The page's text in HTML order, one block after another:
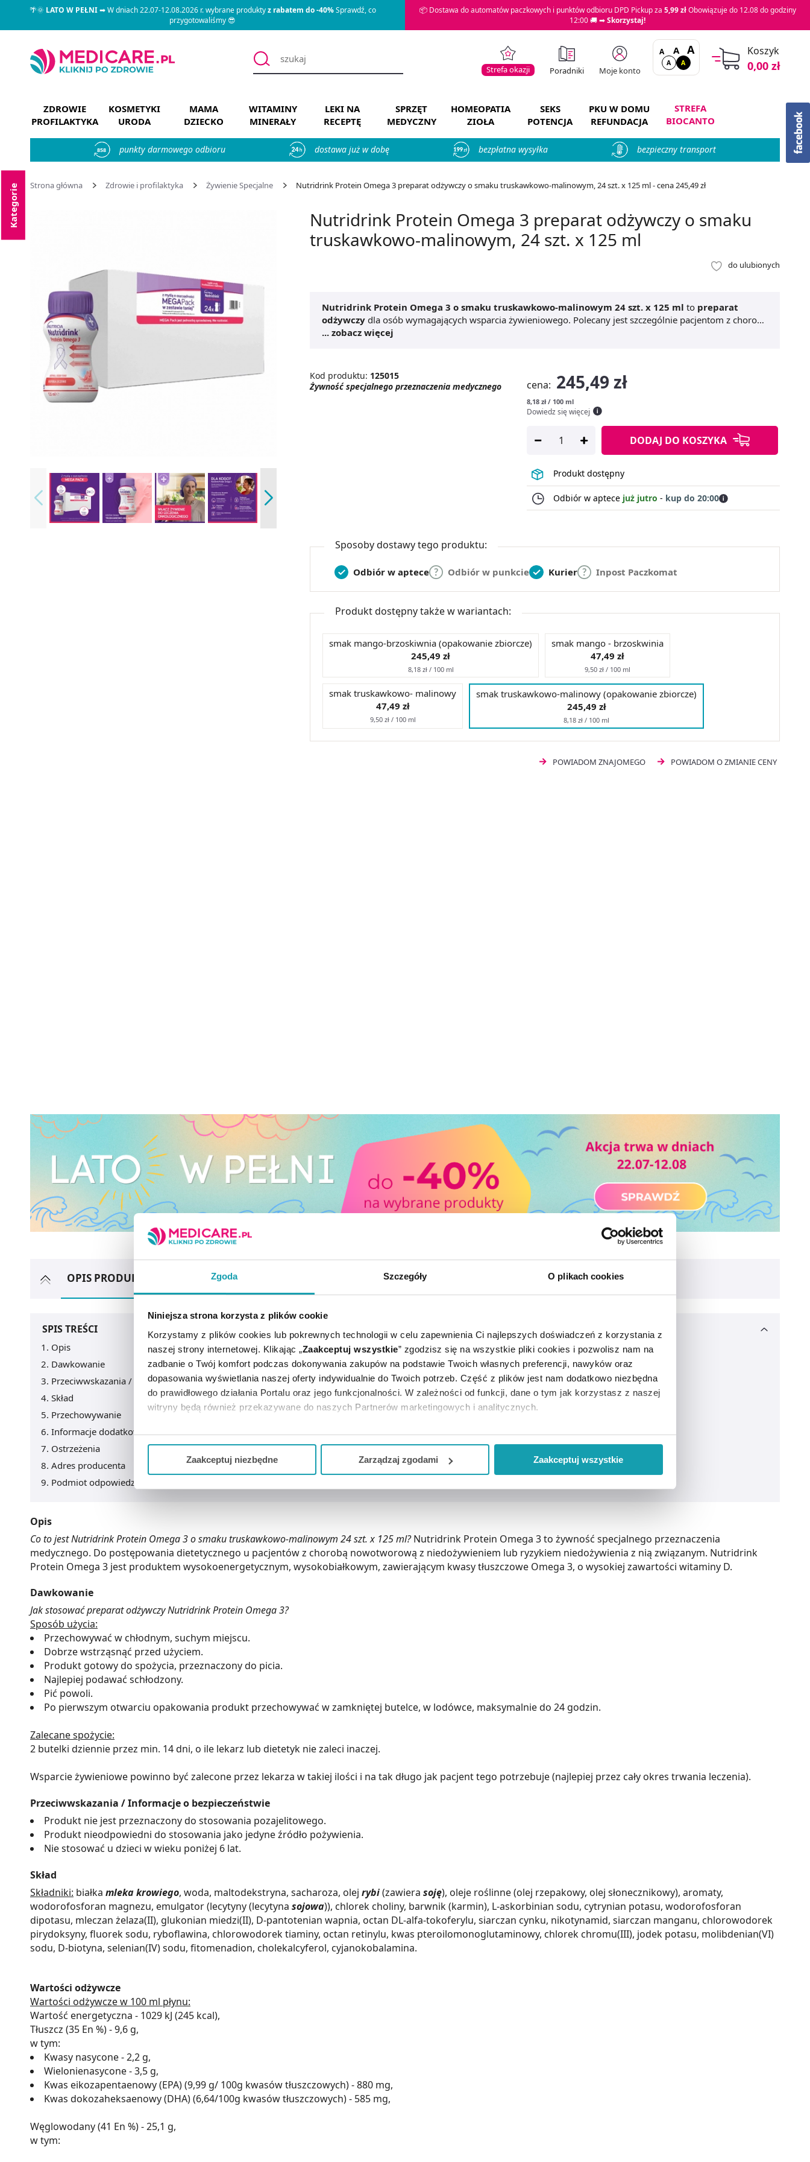
Zgoda Szczegóły O plikach cookies
Niniejsza strona korzysta z plików cookie
Korzystamy z plików cookies lub pokrewnych technologii w celu zapewnienia Ci najlepszych doświadczeń z korzystania z
naszej strony internetowej. Klikając „Zaakceptuj wszystkie” zgodzisz się na wszystkie pliki cookies i pozwolisz nam na
zadbanie o Twój komfort podczas dokonywania zakupów na podstawie Twoich własnych preferencji, nawyków oraz
dopasowania wyświetlania naszej oferty indywidualnie do Twoich potrzeb. Część z plików jest nam dodatkowo niezbędna
do prawidłowego działania Portalu oraz jego funkcjonalności. W zależności od funkcji, dane o tym jak korzystasz z naszej
witryny będą również przekazywane do naszych Partnerów marketingowych i analitycznych.
Jeżeli chcesz dostosować swoją zgodę i wybrać tylko niektóre dodatkowe funkcje, z którymi wiąże się zbieranie danych o
Zaakceptuj niezbędne Zarządzaj zgodami Zaakceptuj wszystkie
🌴🌞LATO W PEŁNI➡ W dniach 22.07-12.08.2026 r. wybrane produktyz rabatem do -40%Sprawdź, co
przygotowaliśmy 😎
📦 Dostawa do automatów paczkowych i punktów odbioru DPD Pickup za 5,99 złObowiązuje do 12.08 do godziny
12:00 🚚 ➡Skorzystaj!
Strefa okazji Poradniki Moje konto
A A A
A A
Koszyk
0,00 zł
ZDROWIE
PROFILAKTYKA
KOSMETYKI
URODA
MAMA
DZIECKO
WITAMINY
MINERAŁY
LEKI NA
RECEPTĘ
SPRZĘT
MEDYCZNY
HOMEOPATIA
ZIOŁA
SEKS
POTENCJA
PKU W DOMU
REFUNDACJA
STREFA
BIOCANTO
858 punkty darmowego odbioru dostawa już w dobę bezpłatna wysyłka bezpieczny transport
Strona główna Zdrowie i profilaktyka Żywienie Specjalne Nutridrink Protein Omega 3 preparat odżywczy o smaku truskawkowo-malinowym, 24 szt. x 125 ml - cena 245,49 zł
Kategorie
Nutridrink Protein Omega 3 preparat odżywczy o smaku
truskawkowo-malinowym, 24 szt. x 125 ml
do ulubionych
Nutridrink Protein Omega 3 o smaku truskawkowo-malinowym 24 szt. x 125 ml to preparat
odżywczy dla osób wymagających wsparcia żywieniowego. Polecany jest szczególnie pacjentom z chorobą
nowotworową z niedożywieniem lub ryzykiem niedożywienia z niej wynikającym. Produkt odznacza
o smaku truskawkowo-malinowym 24 szt. x 125 ml
... zobacz więcej
Kod produktu: 125015
Żywność specjalnego przeznaczenia medycznego
cena: 245,49 zł
8,18 zł / 100 ml
Dowiedz się więcej
DODAJ DO KOSZYKA
Produkt dostępny
Odbiór w aptece już jutro - kup do 20:00
Sposoby dostawy tego produktu:
Odbiór w aptece Odbiór w punkcie Kurier Inpost Paczkomat
Produkt dostępny także w wariantach:
smak mango-brzoskiwnia (opakowanie zbiorcze)
245,49 zł
8,18 zł / 100 ml
smak mango - brzoskwinia
47,49 zł
9,50 zł / 100 ml
smak truskawkowo- malinowy
47,49 zł
9,50 zł / 100 ml
smak truskawkowo-malinowy (opakowanie zbiorcze)
245,49 zł
8,18 zł / 100 ml
POWIADOM ZNAJOMEGO POWIADOM O ZMIANIE CENY
OPIS PRODUKTU ARTYKUŁY
SPIS TREŚCI
Opis
Dawkowanie
Przeciwwskazania / Informacje o bezpieczeństwie
Skład
Przechowywanie
Informacje dodatkowe
Ostrzeżenia
Adres producenta
Podmiot odpowiedzialny
Opis
Co to jest Nutridrink Protein Omega 3 o smaku truskawkowo-malinowym 24 szt. x 125 ml?Nutridrink Protein Omega 3 to żywność specjalnego przeznaczenia
medycznego. Do postępowania dietetycznego u pacjentów z chorobą nowotworową z niedożywieniem lub ryzykiem niedożywienia z nią związanym. Nutridrink
Protein Omega 3 jest produktem wysokoenergetycznym, wysokobiałkowym, zawierającym kwasy tłuszczowe Omega 3, o wysokiej zawartości witaminy D.
Dawkowanie
Jak stosować preparat odżywczy Nutridrink Protein Omega 3?
Sposób użycia:
Przechowywać w chłodnym, suchym miejscu.
Dobrze wstrząsnąć przed użyciem.
Produkt gotowy do spożycia, przeznaczony do picia.
Najlepiej podawać schłodzony.
Pić powoli.
Po pierwszym otwarciu opakowania produkt przechowywać w zamkniętej butelce, w lodówce, maksymalnie do 24 godzin.
Zalecane spożycie:
2 butelki dziennie przez min. 14 dni, o ile lekarz lub dietetyk nie zaleci inaczej.
Wsparcie żywieniowe powinno być zalecone przez lekarza w takiej ilości i na tak długo jak pacjent tego potrzebuje (najlepiej przez cały okres trwania leczenia).
Przeciwwskazania / Informacje o bezpieczeństwie
Produkt nie jest przeznaczony do stosowania pozajelitowego.
Produkt nieodpowiedni do stosowania jako jedyne źródło pożywienia.
Nie stosować u dzieci w wieku poniżej 6 lat.
Skład
Składniki: białka mleka krowiego, woda, maltodekstryna, sacharoza, olej rybi(zawiera soję), oleje roślinne (olej rzepakowy, olej słonecznikowy), aromaty,
wodorofosforan magnezu, emulgator (lecytyny (lecytyna sojowa)), chlorek choliny, barwnik (karmin), L-askorbinian sodu, cytrynian potasu, wodorofosforan
dipotasu, mleczan żelaza(II), glukonian miedzi(II), D-pantotenian wapnia, octan DL-alfa-tokoferylu, siarczan cynku, nikotynamid, siarczan manganu, chlorowodorek
pirydoksyny, fluorek sodu, ryboflawina, chlorowodorek tiaminy, octan retinylu, kwas pteroilomonoglutaminowy, chlorek chromu(III), jodek potasu, molibdenian(VI)
sodu, D-biotyna, selenian(IV) sodu, fitomenadion, cholekalcyferol, cyjanokobalamina.
Wartości odżywcze
Wartości odżywcze w 100 ml płynu:
Wartość energetyczna - 1029 kJ (245 kcal),
Tłuszcz (35 En %) - 9,6 g,
w tym:
Kwasy nasycone - 2,2 g,
Wielonienasycone - 3,5 g,
Kwas eikozapentaenowy (EPA) (9,99 g/ 100g kwasów tłuszczowych) - 880 mg,
Kwas dokozaheksaenowy (DHA) (6,64/100g kwasów tłuszczowych) - 585 mg,
Węglowodany (41 En %) - 25,1 g,
w tym: